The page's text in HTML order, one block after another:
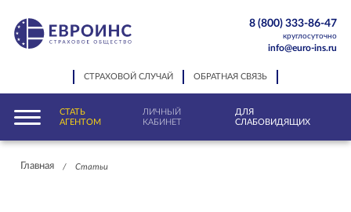
СТРАХОВОЙ СЛУЧАЙ ОБРАТНАЯ СВЯЗЬ
8 (800) 333-86-47
круглосуточно
info@euro-ins.ru
СТАТЬ
АГЕНТОМ
ЛИЧНЫЙ
КАБИНЕТ
ДЛЯ
СЛАБОВИДЯЩИХ
Главная / Статьи